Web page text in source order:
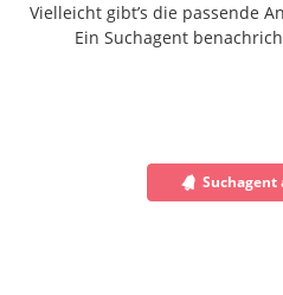
Vielleicht gibt’s die passende
Ein Suchagent